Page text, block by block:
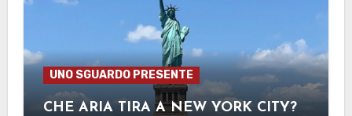
UNO SGUARDO PRESENTE
CHE ARIA TIRA A NEW YORK CITY?